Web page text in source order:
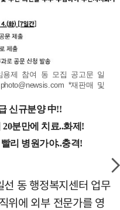
용제 참여 동 모집 공고문 일
*재판매 및
동 행정복지센터 업무
위에 외부 전문가를 영